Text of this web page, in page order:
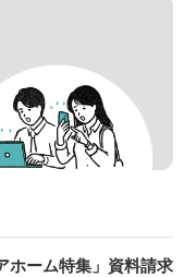
ホーム特集」資料請求